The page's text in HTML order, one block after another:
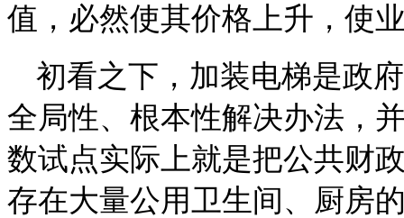
值，必然使其价格上升，使
初看之下，加装电梯是政
全局性、根本性解决办法，
数试点实际上就是把公共财
存在大量公用卫生间、厨房